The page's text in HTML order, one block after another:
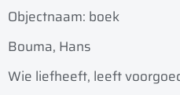
Objectnaam: boek
Bouma, Hans
Wie liefheeft, leeft